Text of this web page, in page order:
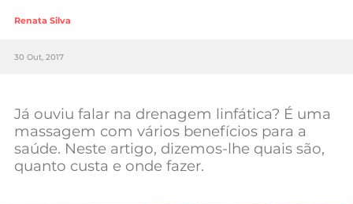
Lifestyle
Sociedade
Negócios
Mundial 2026
Renata Silva
30 Out, 2017
Já ouviu falar na drenagem linfática? É uma
massagem com vários benefícios para a
saúde. Neste artigo, dizemos-lhe quais são,
quanto custa e onde fazer.